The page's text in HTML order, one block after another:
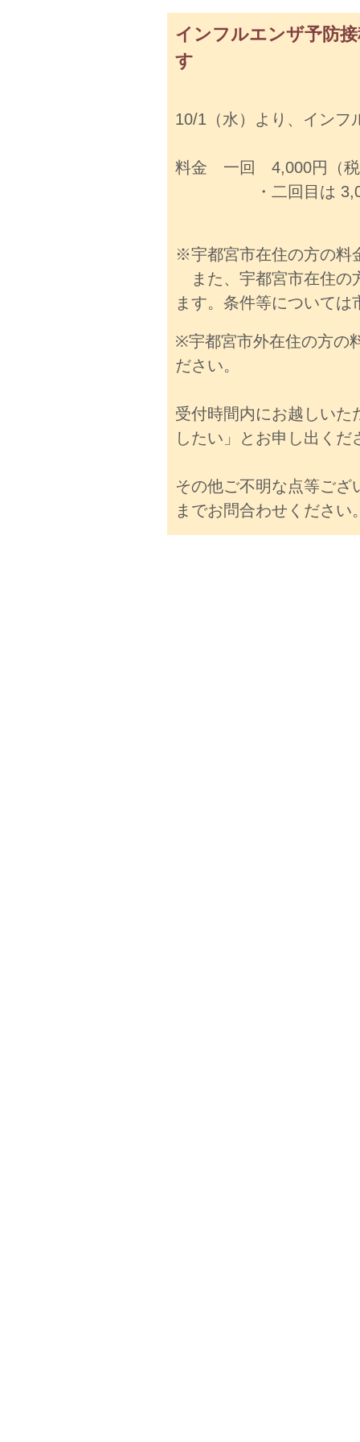
インフルエンザ予防
す
10/1（水）より、インフ
料金 一回 4,000円（税
・二回目は 3,000
※宇都宮市在住の方の料
また、宇都宮市在住の
ます。 条件等については
※宇都宮市外在住の方の
ださい。
受付時間内にお越しいた
したい」とお申し出くだ
その他ご不明な点等ござ
までお問合わせください